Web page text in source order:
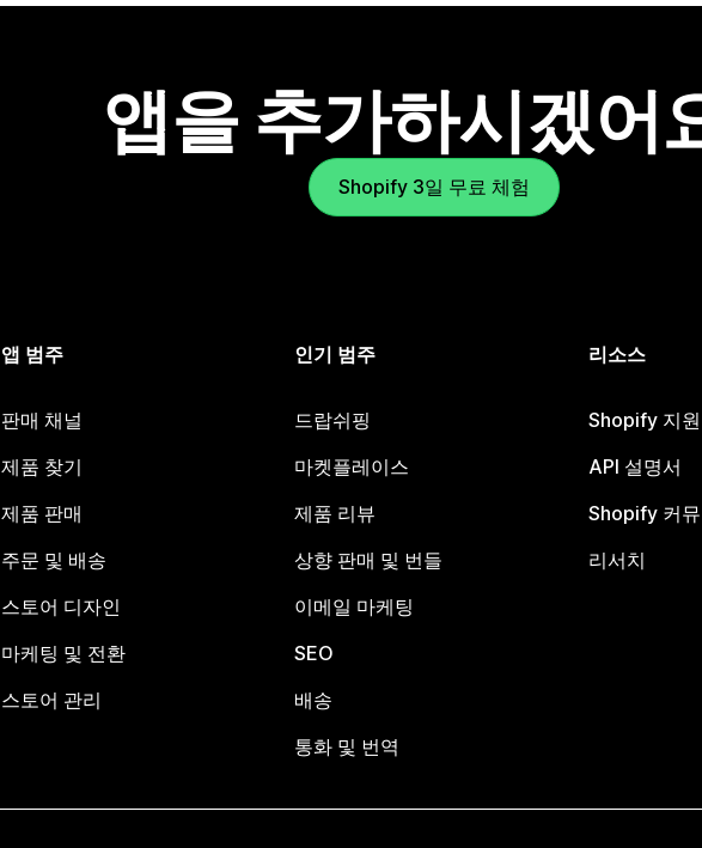
앱을 추가하시겠어
Shopify 3일 무료 체험
앱 범주
판매 채널
제품 찾기
제품 판매
주문 및 배송
스토어 디자인
마케팅 및 전환
스토어 관리
인기 범주
드랍쉬핑
마켓플레이스
제품 리뷰
상향 판매 및 번들
이메일 마케팅
SEO
배송
통화 및 번역
리소스
Shopify 지
API 설명서
Shopify 커
리서치